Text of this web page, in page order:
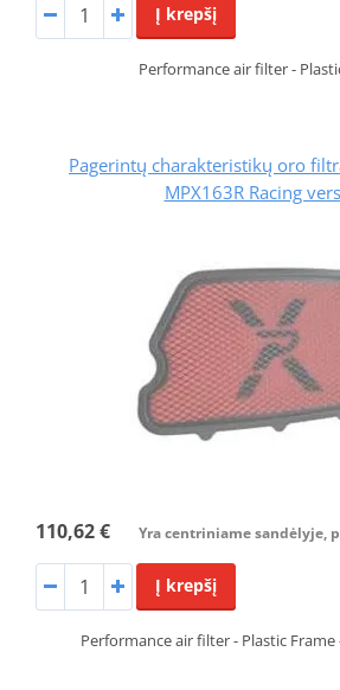
Į krepšį
Performance air filter -
Pagerintų charakteristikų oro
MPX163R Racing
110,62 € Yra centriniame sandėlyje,
Į krepšį
Performance air filter - Plastic Frame